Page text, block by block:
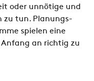
oder unnötige und
zu tun. Planungs-
spielen eine
Anfang an richtig zu